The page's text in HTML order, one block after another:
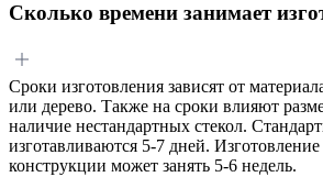
Сколько времени занимает
Сроки изготовления зависят от
или дерево. Также на сроки влияют
наличие нестандартных стекол.
изготавливаются 5-7 дней.
конструкции может занять 5-6 недель.